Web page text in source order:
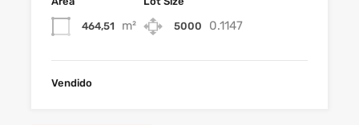
464,51 m² 5000 0.1147
Vendido